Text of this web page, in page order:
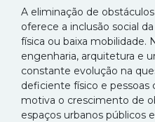
A eliminação de
oferece a inclusão social
física ou baixa mobilidade.
engenharia, arquitetura e
constante evolução na
deficiente físico e pessoas
motiva o crescimento de
espaços urbanos públicos